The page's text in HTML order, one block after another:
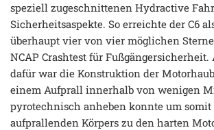
speziell zugeschnittenen Hydractive
Sicherheitsaspekte. So erreichte der C6
überhaupt vier von vier möglichen
NCAP Crashtest für Fußgängersicherheit.
dafür war die Konstruktion der
einem Aufprall innerhalb von wenigen
pyrotechnisch anheben konnte um somit
aufprallenden Körpers zu den harten